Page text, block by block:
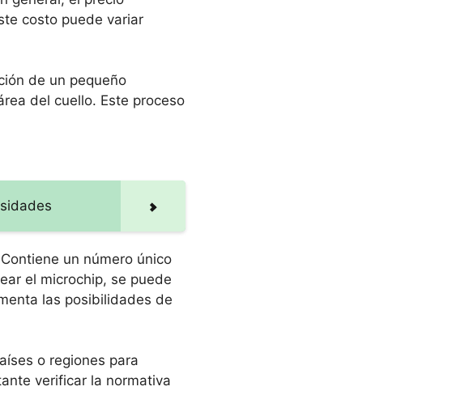
costo puede variar
de un pequeño
del cuello. Este proceso
un número único
el microchip, se puede
las posibilidades de
o regiones para
verificar la normativa